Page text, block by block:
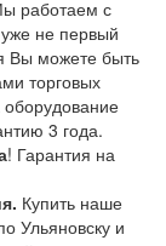
работаем с
не первый
Вы можете быть
торговых
3 года.
! Гарантия на
Купить наше
Ульяновску и